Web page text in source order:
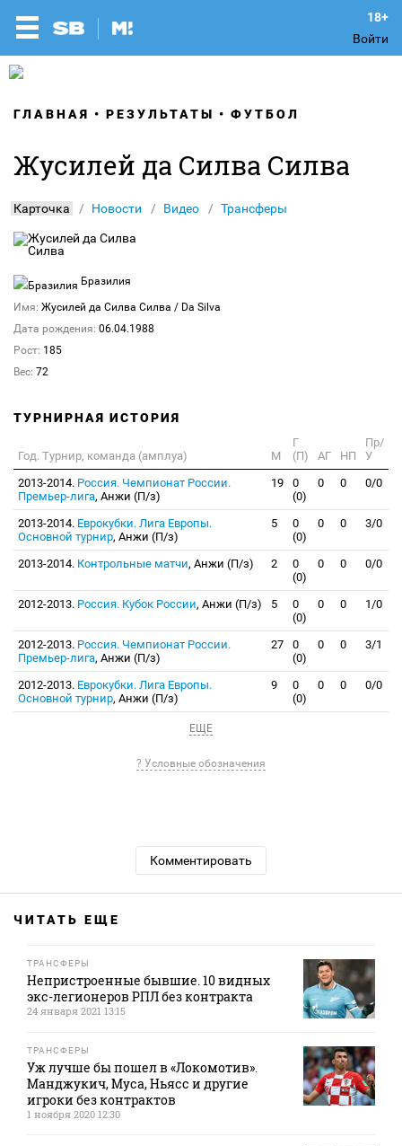
Войти
ГЛАВНАЯ РЕЗУЛЬТАТЫ ФУТБОЛ
Жусилей да Силва Силва
Карточка Новости Видео Трансферы
Бразилия
Имя: Жусилей да Силва Силва / Da Silva
Дата рождения: 06.04.1988
Рост: 185
Вес: 72
ТУРНИРНАЯ ИСТОРИЯ
Год. Турнир, команда (амплуа) М
Г
(П)
АГ НП
Пр/
У
2013-2014. Россия. Чемпионат России.
Премьер-лига, Анжи (П/з)
19
0
(0)
0 0 0/0
2013-2014. Еврокубки. Лига Европы.
Основной турнир, Анжи (П/з)
5
0
(0)
0 0 3/0
2013-2014. Контрольные матчи, Анжи (П/з) 2
0
(0)
0 0 0/0
2012-2013. Россия. Кубок России, Анжи (П/з) 5
0
(0)
0 0 1/0
2012-2013. Россия. Чемпионат России.
Премьер-лига, Анжи (П/з)
27
0
(0)
0 0 3/1
2012-2013. Еврокубки. Лига Европы.
Основной турнир, Анжи (П/з)
9
0
(0)
0 0 0/0
ЕЩЕ
? Условные обозначения
Комментировать
ЧИТАТЬ ЕЩЕ
ТРАНСФЕРЫ
Непристроенные бывшие. 10 видных
экс-легионеров РПЛ без контракта
24 января 2021 13:15
ТРАНСФЕРЫ
Уж лучше бы пошел в «Локомотив».
Манджукич, Муса, Ньясс и другие
игроки без контрактов
1 ноября 2020 12:30